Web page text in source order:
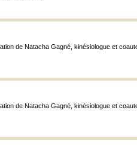
de Natacha Gagné, kinésiologue et
de Natacha Gagné, kinésiologue et